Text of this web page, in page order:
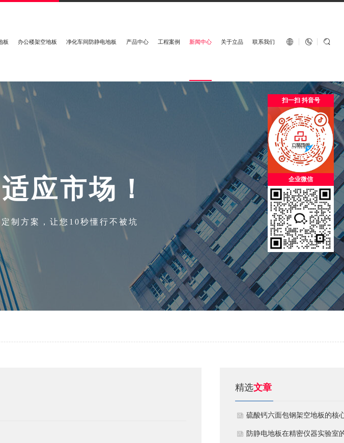
板 办公楼架空地板 净化车间防静电地板 产品中心 工程案例 新闻中心 关于立品 联系我们 English  
适应市场 ！
制方案，让您10秒懂行不被坑
精选文章
硫酸钙六面包钢架空地板的核
技术优势与防火安全价值
防静电地板在精密仪器实验室
扫一扫 抖音号
企业微信